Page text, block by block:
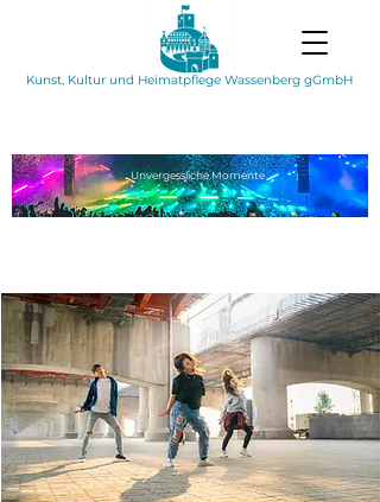
Kunst, Kultur und Heimatpflege Wassenberg gGmbH
UnvergesslicheMomente